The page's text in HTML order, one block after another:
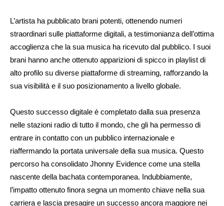
L’artista ha pubblicato brani potenti, ottenendo numeri
straordinari sulle piattaforme digitali, a testimonianza dell’ottima
accoglienza che la sua musica ha ricevuto dal pubblico. I suoi
brani hanno anche ottenuto apparizioni di spicco in playlist di
alto profilo su diverse piattaforme di streaming, rafforzando la
sua visibilità e il suo posizionamento a livello globale.
Questo successo digitale è completato dalla sua presenza
nelle stazioni radio di tutto il mondo, che gli ha permesso di
entrare in contatto con un pubblico internazionale e
riaffermando la portata universale della sua musica. Questo
percorso ha consolidato Jhonny Evidence come una stella
nascente della bachata contemporanea. Indubbiamente,
l’impatto ottenuto finora segna un momento chiave nella sua
carriera e lascia presagire un successo ancora maggiore nei